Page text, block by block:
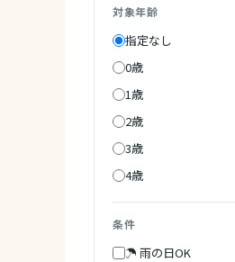
対象年齢
指定なし
0歳
1歳
2歳
3歳
4歳
条件
☂ 雨の日OK